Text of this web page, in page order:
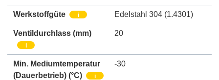
Werkstoffgüte i Edelstahl 304 (1.4301)
Ventildurchlass (mm)
i
20
Min. Mediumtemperatur
(Dauerbetrieb) (°C) i
-30